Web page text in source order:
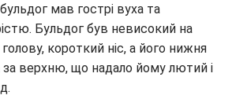
мав гострі вуха та
Бульдог був невисокий на
короткий ніс, а його нижня
верхню, що надало йому лютий і